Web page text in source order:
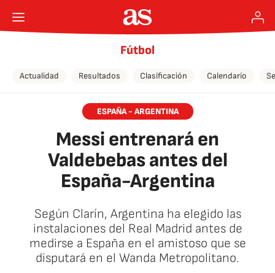
Fútbol
Actualidad Resultados Clasificación Calendario
ESPAÑA - ARGENTINA
Messi entrenará en
Valdebebas antes del
España-Argentina
Según Clarín, Argentina ha elegido las
instalaciones del Real Madrid antes de
medirse a España en el amistoso que se
disputará en el Wanda Metropolitano.